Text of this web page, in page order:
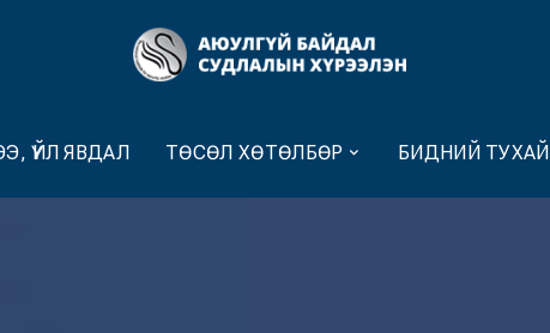
ҮЙЛ ЯВДАЛ ТӨСӨЛ ХӨТӨЛБӨР БИДНИЙ ТУХАЙ